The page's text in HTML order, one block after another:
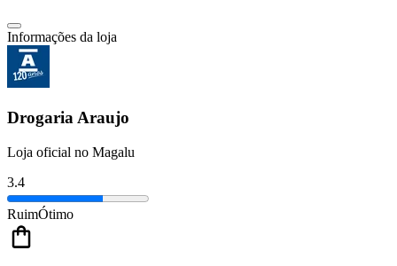
Informações da loja
Drogaria Araujo
Loja oficial no Magalu
3.4
RuimÓtimo